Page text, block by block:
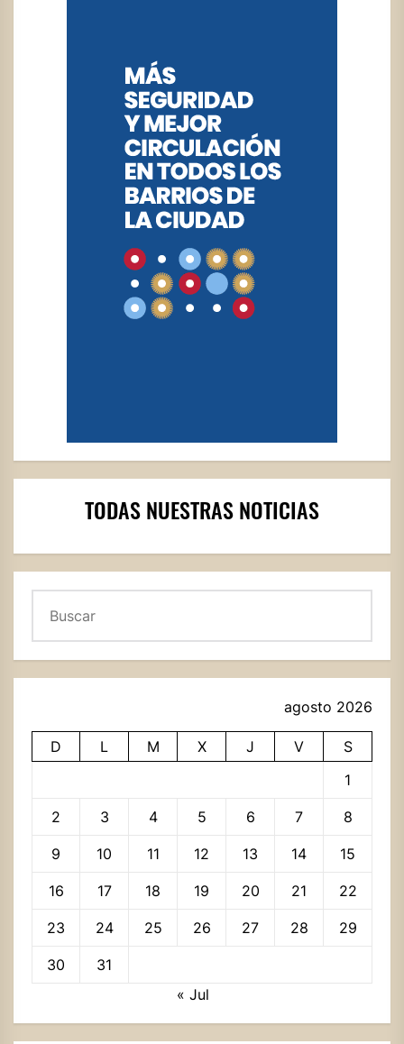
TODAS NUESTRAS NOTICIAS
agosto 2026
D L M X J V
S
1
2 3 4 5 6 7 8
9 10 11 12 13 14 15
16 17 18 19 20 21 22
23 24 25 26 27 28 29
30
31
« Jul